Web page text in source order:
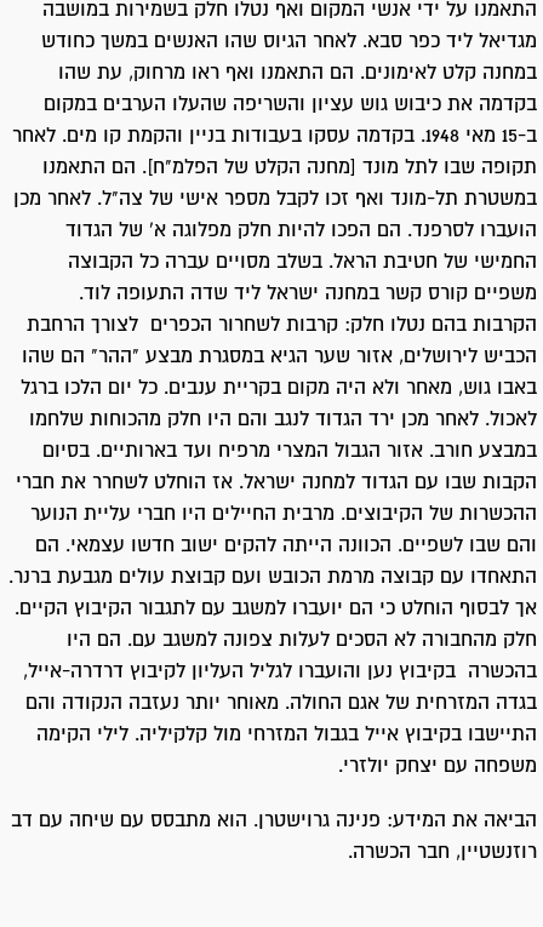
התאמנו על ידי אנשי המקום ואף נטלו חלק בשמירות במושבה
מגדיאל ליד כפר סבא. לאחר הגיוס שהו האנשים במשך כחודש
במחנה קלט לאימונים. הם התאמנו ואף ראו מרחוק, עת שהו
בקדמה את כיבוש גוש עציון והשריפה שהעלו הערבים במקום
ב-15 מאי 1948. בקדמה עסקו בעבודות בניין והקמת קו מים. לאחר
תקופה שבו לתל מונד [מחנה הקלט של הפלמ"ח]. הם התאמנו
במשטרת תל-מונד ואף זכו לקבל מספר אישי של צה"ל. לאחר מכן
הועברו לסרפנד. הם הפכו להיות חלק מפלוגה א' של הגדוד
החמישי של חטיבת הראל. בשלב מסויים עברה כל הקבוצה
משפיים קורס קשר במחנה ישראל ליד שדה התעופה לוד.
הקרבות בהם נטלו חלק: קרבות לשחרור הכפרים לצורך הרחבת
הכביש לירושלים, אזור שער הגיא במסגרת מבצע "ההר" הם שהו
באבו גוש, מאחר ולא היה מקום בקריית ענבים. כל יום הלכו ברגל
לאכול. לאחר מכן ירד הגדוד לנגב והם היו חלק מהכוחות שלחמו
במבצע חורב. אזור הגבול המצרי מרפיח ועד בארותיים. בסיום
הקבות שבו עם הגדוד למחנה ישראל. אז הוחלט לשחרר את חברי
ההכשרות של הקיבוצים. מרבית החיילים היו חברי עליית הנוער
והם שבו לשפיים. הכוונה הייתה להקים ישוב חדשו עצמאי. הם
התאחדו עם קבוצה מרמת הכובש ועם קבוצת עולים מגבעת ברנר.
אך לבסוף הוחלט כי הם יועברו למשגב עם לתגבור הקיבוץ הקיים.
חלק מהחבורה לא הסכים לעלות צפונה למשגב עם. הם היו
בהכשרה בקיבוץ נען והועברו לגליל העליון לקיבוץ דרדרה-אייל,
בגדה המזרחית של אגם החולה. מאוחר יותר נעזבה הנקודה והם
התיישבו בקיבוץ אייל בגבול המזרחי מול קלקיליה. לילי הקימה
משפחה עם יצחק יולזרי.
הביאה את המידע: פנינה גרוישטרן. הוא מתבסס עם שיחה עם דב
רוזנשטיין, חבר הכשרה.